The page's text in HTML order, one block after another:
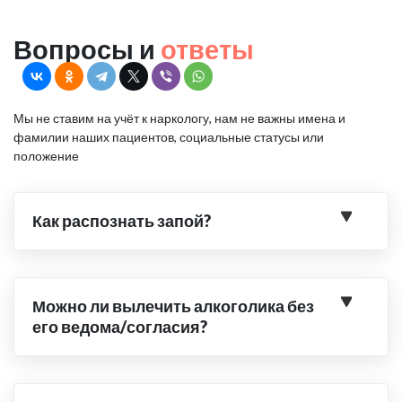
Вопросы и ответы
Мы не ставим на учёт к наркологу, нам не важны имена и
фамилии наших пациентов, социальные статусы или
положение
Как распознать запой?
Можно ли вылечить алкоголика без
его ведома/согласия?